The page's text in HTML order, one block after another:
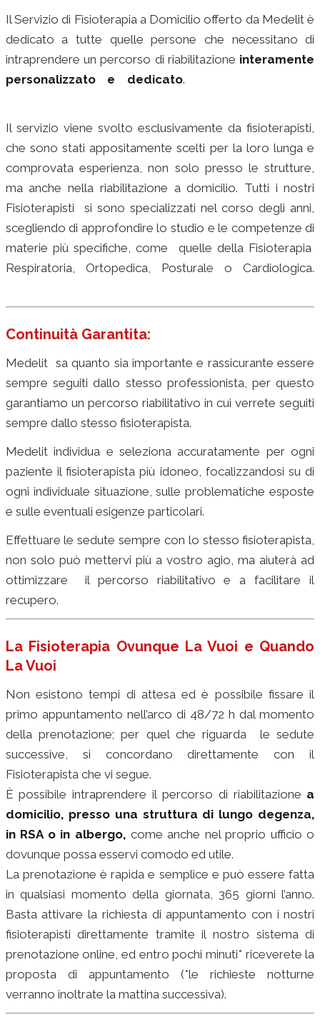
Il Servizio di Fisioterapia a Domicilio offerto da Medelit è
dedicato a tutte quelle persone che necessitano di
intraprendere un percorso di riabilitazione interamente
personalizzato e dedicato.
Il servizio viene svolto esclusivamente da fisioterapisti,
che sono stati appositamente scelti per la loro lunga e
comprovata esperienza, non solo presso le strutture,
ma anche nella riabilitazione a domicilio. Tutti i nostri
Fisioterapisti si sono specializzati nel corso degli anni,
scegliendo di approfondire lo studio e le competenze di
materie più specifiche, come quelle della Fisioterapia
Respiratoria, Ortopedica, Posturale o Cardiologica.
Continuità Garantita:
Medelit sa quanto sia importante e rassicurante essere
sempre seguiti dallo stesso professionista, per questo
garantiamo un percorso riabilitativo in cui verrete seguiti
sempre dallo stesso fisioterapista.
Medelit individua e seleziona accuratamente per ogni
paziente il fisioterapista più idoneo, focalizzandosi su di
ogni individuale situazione, sulle problematiche esposte
e sulle eventuali esigenze particolari.
Effettuare le sedute sempre con lo stesso fisioterapista,
non solo può mettervi più a vostro agio, ma aiuterà ad
ottimizzare il percorso riabilitativo e a facilitare il
recupero.
La Fisioterapia Ovunque La Vuoi e Quando
La Vuoi
Non esistono tempi di attesa ed è possibile fissare il
primo appuntamento nell’arco di 48/72 h dal momento
della prenotazione; per quel che riguarda le sedute
successive, si concordano direttamente con il
Fisioterapista che vi segue.
È possibile intraprendere il percorso di riabilitazione a
domicilio, presso una struttura di lungo degenza,
in RSA o in albergo, come anche nel proprio ufficio o
dovunque possa esservi comodo ed utile.
La prenotazione è rapida e semplice e può essere fatta
in qualsiasi momento della giornata, 365 giorni l’anno.
Basta attivare la richiesta di appuntamento con i nostri
fisioterapisti direttamente tramite il nostro sistema di
prenotazione online, ed entro pochi minuti* riceverete la
proposta di appuntamento (*le richieste notturne
verranno inoltrate la mattina successiva).